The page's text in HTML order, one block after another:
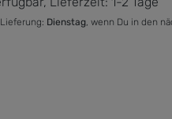
Dienstag , wenn Du in den